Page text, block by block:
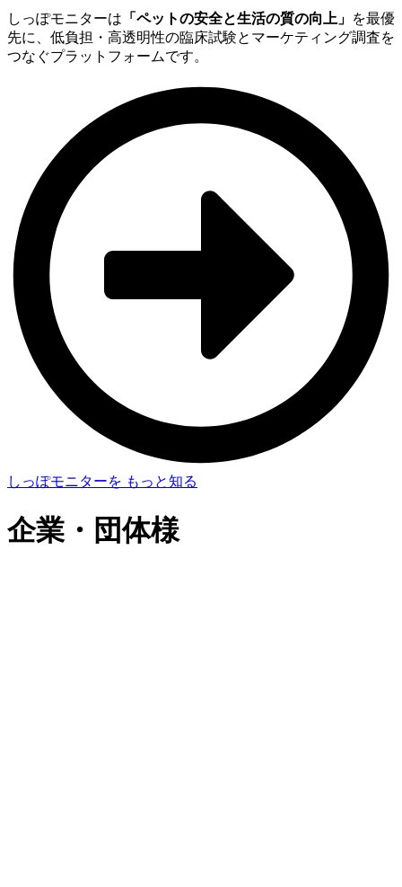
しっぽモニターは 「ペットの安全と生活の質の向上」 を最優
先に、低負担・高透明性の臨床試験とマーケティング調査を
つなぐプラットフォームです。
しっぽモニターを もっと知る
企業・団体様